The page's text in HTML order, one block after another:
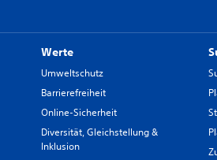
Werte
Umweltschutz
Barrierefreiheit
Online-Sicherheit
Diversität, Gleichstellung &
Inklusion